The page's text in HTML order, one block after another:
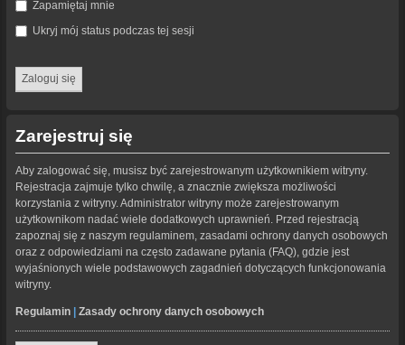
Zapamiętaj mnie
Ukryj mój status podczas tej sesji
Zarejestruj się
Aby zalogować się, musisz być zarejestrowanym użytkownikiem witryny.
Rejestracja zajmuje tylko chwilę, a znacznie zwiększa możliwości
korzystania z witryny. Administrator witryny może zarejestrowanym
użytkownikom nadać wiele dodatkowych uprawnień. Przed rejestracją
zapoznaj się z naszym regulaminem, zasadami ochrony danych osobowych
oraz z odpowiedziami na często zadawane pytania (FAQ), gdzie jest
wyjaśnionych wiele podstawowych zagadnień dotyczących funkcjonowania
witryny.
Regulamin Zasady ochrony danych osobowych